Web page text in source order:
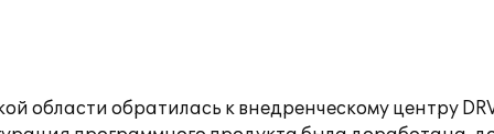
обратилась к внедренческому центру